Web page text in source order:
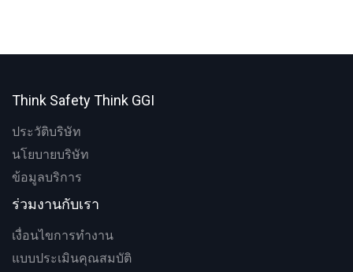
Think Safety Think GGI
ประวัติบริษัท
นโยบายบริษัท
ข้อมูลบริการ
ร่วมงานกับเรา
เงื่อนไขการทำงาน
แบบประเมินคุณสมบัติ